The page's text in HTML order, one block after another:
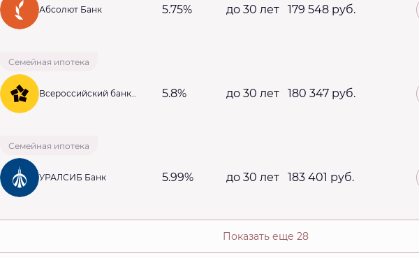
Абсолют Банк 5.75% до 30 лет 179 548 руб.
Семейная ипотека
Всероссийский банк
5.8% до 30 лет 180 347 руб.
Семейная ипотека
УРАЛСИБ Банк 5.99% до 30 лет 183 401 руб.
Показать еще 28